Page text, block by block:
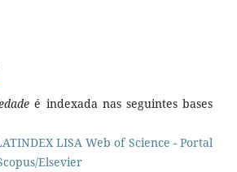
é indexada nas seguintes bases
LISA Web of Science - Portal
Elsevier